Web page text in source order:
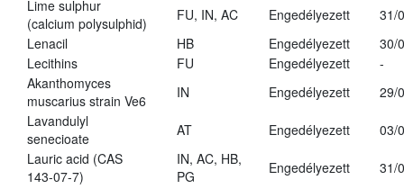
Lime sulphur
(calcium polysulphid)
FU, IN, AC Engedélyezett
31/
Lenacil
HB Engedélyezett
30/
Lecithins
FU Engedélyezett
-
Akanthomyces
muscarius strain Ve6
IN Engedélyezett
29/
Lavandulyl
senecioate
AT Engedélyezett
03/
Lauric acid (CAS
143-07-7)
IN, AC, HB,
PG
Engedélyezett
31/